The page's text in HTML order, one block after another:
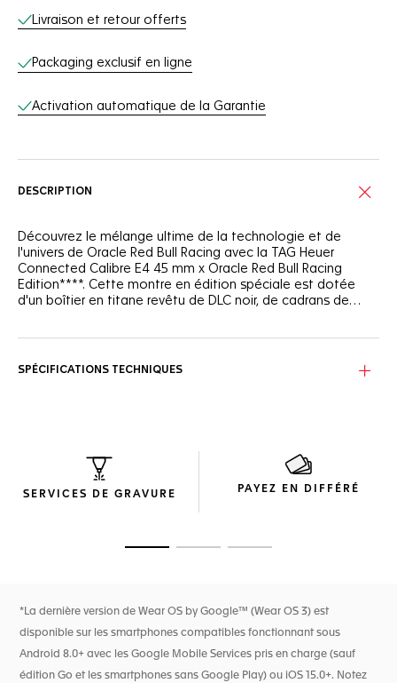
Livraison et retour offerts
Packaging exclusif en ligne
Activation automatique de la Garantie
DESCRIPTION
Découvrez le mélange ultime de la technologie et de
l'univers de Oracle Red Bull Racing avec la TAG Heuer
Connected Calibre E4 45 mm x Oracle Red Bull Racing
Edition****. Cette montre en édition spéciale est dotée
d'un boîtier en titane revêtu de DLC noir, de cadrans de
Red Bull Racing, « Asphalte », inspiré par la texture du circuit,
Fabriqué en titane grade 2 revêtu de DLC noir, le boîtier de
45 mm est assorti d'un bracelet bi-matière en caoutchouc
dynamique tout au long de chacune des courses, y compris
les comptes à rebours, les encouragements de l'équipe et
les classements annuels d'après-course.****
SPÉCIFICATIONS TECHNIQUES
SERVICES DE GRAVURE PAYEZ EN DIFFÉRÉ
*La dernière version de Wear OS by Google™ (Wear OS 3) est
disponible sur les smartphones compatibles fonctionnant sous
Android 8.0+ avec les Google Mobile Services pris en charge (sauf
édition Go et les smartphones sans Google Play) ou iOS 15.0+. Notez